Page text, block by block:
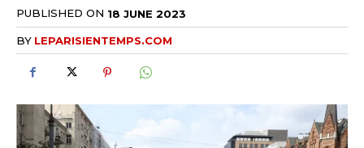
PUBLISHED ON 18 JUNE 2023
BY LEPARISIENTEMPS.COM